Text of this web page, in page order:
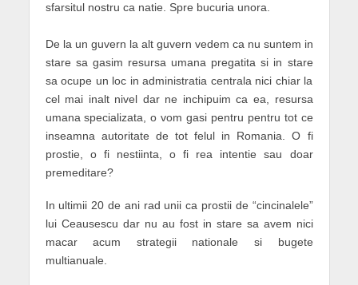
sfarsitul nostru ca natie. Spre bucuria unora.
De la un guvern la alt guvern vedem ca nu suntem in
stare sa gasim resursa umana pregatita si in stare
sa ocupe un loc in administratia centrala nici chiar la
cel mai inalt nivel dar ne inchipuim ca ea, resursa
umana specializata, o vom gasi pentru pentru tot ce
inseamna autoritate de tot felul in Romania. O fi
prostie, o fi nestiinta, o fi rea intentie sau doar
premeditare?
In ultimii 20 de ani rad unii ca prostii de “cincinalele”
lui Ceausescu dar nu au fost in stare sa avem nici
macar acum strategii nationale si bugete
multianuale.